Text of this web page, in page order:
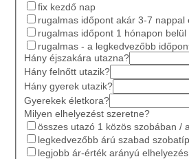
fix kezdő nap
rugalmas időpont akár 3-7 nappal
rugalmas időpont 1 hónapon belül
rugalmas - a legkedvezőbb
Hány éjszakára utazna?
Hány felnőtt utazik?
Hány gyerek utazik?
Gyerekek életkora?
Milyen elhelyezést szeretne?
összes utazó 1 közös szobában /
legkedvezőbb árú szabad
legjobb ár-érték arányú